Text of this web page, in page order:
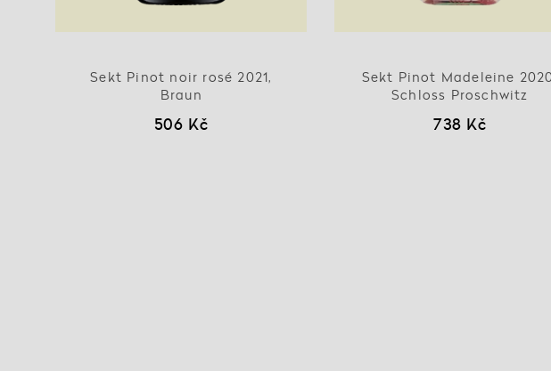
Sekt Pinot noir rosé 2021,
Braun
506 Kč
Sekt Pinot Madeleine
Schloss Proschwitz
738 Kč